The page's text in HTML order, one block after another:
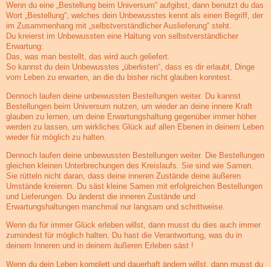
Wenn du eine „Bestellung beim Universum“ aufgibst, dann benutzt du das
Wort „Bestellung“, welches dein Unbewusstes kennt als einen Begriff, der
im Zusammenhang mit „selbstverständlicher Auslieferung“ steht.
Du kreierst im Unbewussten eine Haltung von selbstverständlicher
Erwartung:
Das, was man bestellt, das wird auch geliefert.
So kannst du dein Unbewusstes „überlisten“, dass es dir erlaubt, Dinge
vom Leben zu erwarten, an die du bisher nicht glauben konntest.
Dennoch laufen deine unbewussten Bestellungen weiter. Du kannst
Bestellungen beim Universum nutzen, um wieder an deine innere Kraft
glauben zu lernen, um deine Erwartungshaltung gegenüber immer höher
werden zu lassen, um wirkliches Glück auf allen Ebenen in deinem Leben
wieder für möglich zu halten.
Dennoch laufen deine unbewussten Bestellungen weiter. Die Bestellungen
gleichen kleinen Unterbrechungen des Kreislaufs. Sie sind wie Samen.
Sie rütteln nicht daran, dass deine inneren Zustände deine äußeren
Umstände kreieren. Du säst kleine Samen mit erfolgreichen Bestellungen
und Lieferungen. Du änderst die inneren Zustände und
Erwartungshaltungen manchmal nur langsam und schrittweise.
Wenn du für immer Glück erleben willst, dann musst du dies auch immer
zumindest für möglich halten. Du hast die Verantwortung, was du in
deinem Inneren und in deinem äußeren Erleben säst !
Wenn du dein Leben komplett und dauerhaft ändern willst, dann musst du